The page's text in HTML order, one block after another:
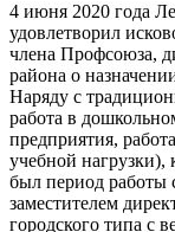
4 июня 2020 года
удовлетворил
члена Профсоюза,
района о
Наряду с
работа в
предприятия,
учебной
был период работы
заместителем
городского типа с